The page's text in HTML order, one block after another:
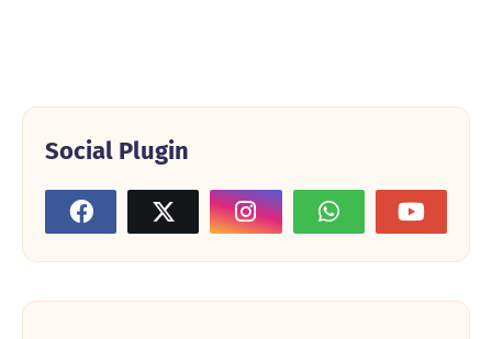
Social Plugin